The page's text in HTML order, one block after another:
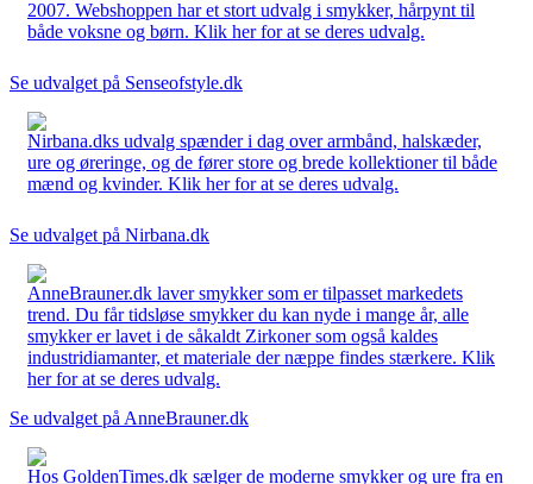
2007. Webshoppen har et stort udvalg i smykker, hårpynt til
både voksne og børn. Klik her for at se deres udvalg.
Se udvalget på Senseofstyle.dk
Nirbana.dks udvalg spænder i dag over armbånd, halskæder,
ure og øreringe, og de fører store og brede kollektioner til både
mænd og kvinder. Klik her for at se deres udvalg.
Se udvalget på Nirbana.dk
AnneBrauner.dk laver smykker som er tilpasset markedets
trend. Du får tidsløse smykker du kan nyde i mange år, alle
smykker er lavet i de såkaldt Zirkoner som også kaldes
industridiamanter, et materiale der næppe findes stærkere. Klik
her for at se deres udvalg.
Se udvalget på AnneBrauner.dk
Hos GoldenTimes.dk sælger de moderne smykker og ure fra en